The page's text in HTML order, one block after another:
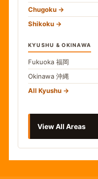
Chugoku
Shikoku
KYUSHU & OKINAWA
Fukuoka 福岡
Okinawa 沖縄
All Kyushu
View All Areas